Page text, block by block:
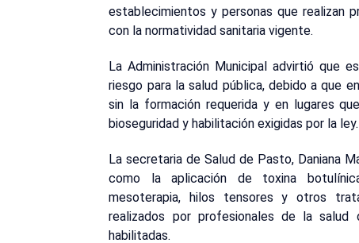
establecimientos y personas que realizan
con la normatividad sanitaria vigente.
La Administración Municipal advirtió que
riesgo para la salud pública, debido a que
sin la formación requerida y en lugares
bioseguridad y habilitación exigidas por la ley.
La secretaria de Salud de Pasto, Daniana
como la aplicación de toxina
mesoterapia, hilos tensores y otros
realizados por profesionales de la salud
habilitadas.